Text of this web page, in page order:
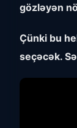
gözləyən
Çünki bu
seçəcək.